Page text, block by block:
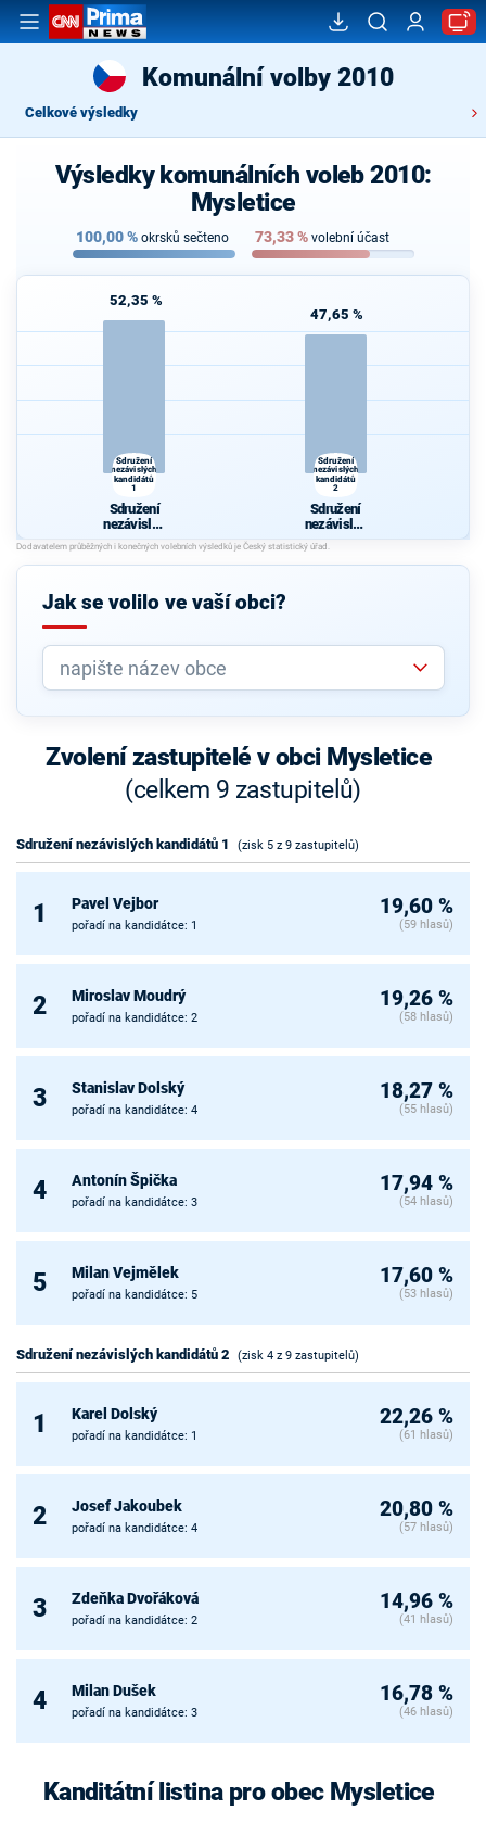
Komunální volby 2010
Celkové výsledky
Výsledky komunálních voleb 2010:
Mysletice
100,00% okrsků sečteno 73,33% volební účast
52,35 %
Sdružení
nezávislých
kandidátů
1
Sdružení
nezávislýc
kandidátů
1
47,65 %
Sdružení
nezávislých
kandidátů
2
Sdružení
nezávislýc
kandidátů
2
Jak se volilo ve vaší obci?
Zvolení zastupitelé v obci Mysletice
(celkem 9 zastupitelů)
Sdružení nezávislých kandidátů 1 (zisk 5 z 9 zastupitelů)
1 Pavel Vejbor
pořadí na kandidátce: 1
19,60 %
(59 hlasů)
2 Miroslav Moudrý
pořadí na kandidátce: 2
19,26 %
(58 hlasů)
3 Stanislav Dolský
pořadí na kandidátce: 4
18,27 %
(55 hlasů)
4 Antonín Špička
pořadí na kandidátce: 3
17,94 %
(54 hlasů)
5 Milan Vejmělek
pořadí na kandidátce: 5
17,60 %
(53 hlasů)
Sdružení nezávislých kandidátů 2 (zisk 4 z 9 zastupitelů)
1 Karel Dolský
pořadí na kandidátce: 1
22,26 %
(61 hlasů)
2 Josef Jakoubek
pořadí na kandidátce: 4
20,80 %
(57 hlasů)
3 Zdeňka Dvořáková
pořadí na kandidátce: 2
14,96 %
(41 hlasů)
4 Milan Dušek
pořadí na kandidátce: 3
16,78 %
(46 hlasů)
Kanditátní listina pro obec Mysletice